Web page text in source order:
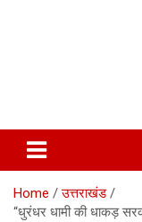
Home
उत्तराखंड
“धुरंधर धामी की धाकड़